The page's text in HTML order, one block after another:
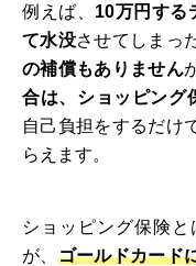
例えば、 10万円する
て水没させてしまっ
の補償もありません
合は、ショッピング
自己負担をするだけ
らえます。
ショッピング保険
が、 ゴールドカード